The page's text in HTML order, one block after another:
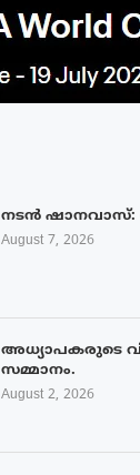
നടൻ ഷാനവാസ്:
August 7, 2026
അധ്യാപകരുടെ
സമ്മാനം.
August 2, 2026